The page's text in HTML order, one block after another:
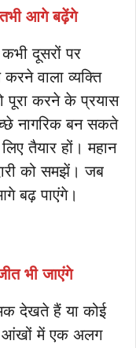
आगे बढ़ेंगे
कभी दूसरों पर
वाला व्यक्ति
पूरा करने के प्रयास
नागरिक बन सकते
तैयार हों। महान
को समझें। जब
बढ़ पाएंगे।
भी जाएंगे
देखते हैं या कोई
आंखों में एक अलग